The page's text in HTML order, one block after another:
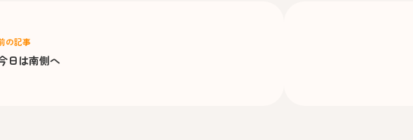
の記事
日は南側へ